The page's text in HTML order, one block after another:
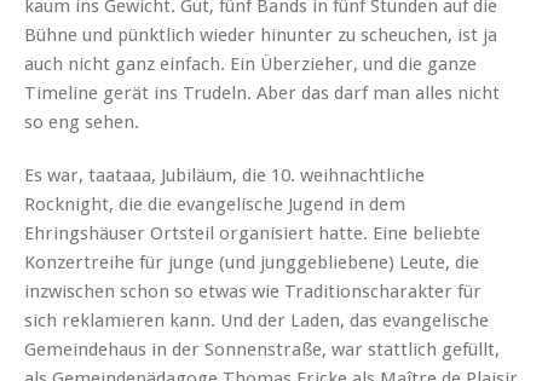
kaum ins Gewicht. Gut, fünf Bands in fünf Stunden auf die
Bühne und pünktlich wieder hinunter zu scheuchen, ist ja
auch nicht ganz einfach. Ein Überzieher, und die ganze
Timeline gerät ins Trudeln. Aber das darf man alles nicht
so eng sehen.
Es war, taataaa, Jubiläum, die 10. weihnachtliche
Rocknight, die die evangelische Jugend in dem
Ehringshäuser Ortsteil organisiert hatte. Eine beliebte
Konzertreihe für junge (und junggebliebene) Leute, die
inzwischen schon so etwas wie Traditionscharakter für
sich reklamieren kann. Und der Laden, das evangelische
Gemeindehaus in der Sonnenstraße, war stattlich gefüllt,